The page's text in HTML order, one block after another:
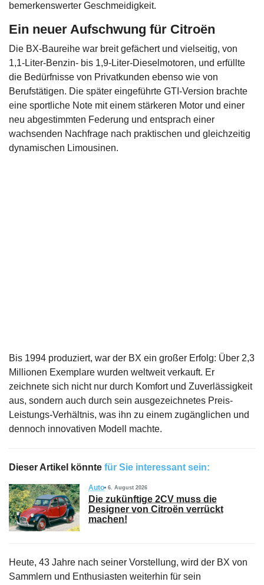
bemerkenswerter Geschmeidigkeit.
Ein neuer Aufschwung für Citroën
Die BX-Baureihe war breit gefächert und vielseitig, von
1,1-Liter-Benzin- bis 1,9-Liter-Dieselmotoren, und erfüllte
die Bedürfnisse von Privatkunden ebenso wie von
Berufstätigen. Die später eingeführte GTI-Version brachte
eine sportliche Note mit einem stärkeren Motor und einer
neu abgestimmten Federung und entsprach einer
wachsenden Nachfrage nach praktischen und gleichzeitig
dynamischen Limousinen.
Bis 1994 produziert, war der BX ein großer Erfolg: Über 2,3
Millionen Exemplare wurden weltweit verkauft. Er
zeichnete sich nicht nur durch Komfort und Zuverlässigkeit
aus, sondern auch durch sein ausgezeichnetes Preis-
Leistungs-Verhältnis, was ihn zu einem zugänglichen und
dennoch innovativen Modell machte.
Dieser Artikel könnte für Sie interessant sein:
Auto 6. August 2026
Die zukünftige 2CV muss die
Designer von Citroën verrückt
machen!
Heute, 43 Jahre nach seiner Vorstellung, wird der BX von
Sammlern und Enthusiasten weiterhin für sein